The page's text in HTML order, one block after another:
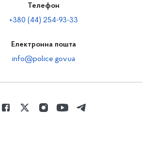
Телефон
+380 (44) 254-93-33
Електронна пошта
info@police.gov.ua